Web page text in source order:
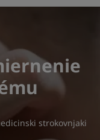
strokovnjaki